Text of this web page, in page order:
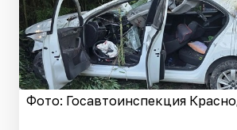
Фото: Госавтоинспекция